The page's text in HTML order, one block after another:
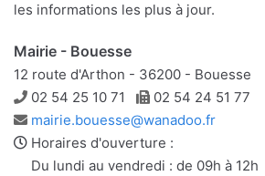
les informations les plus à jour.
Mairie - Bouesse
12 route d'Arthon - 36200 - Bouesse
Téléphone
02 54 25 10 71 Télécopie
02 54 24 51 77
Adresse
e-
mail
mairie.bouesse@wanadoo.fr
Horaires d'ouverture :
Du lundi au vendredi : de 09h à 12h